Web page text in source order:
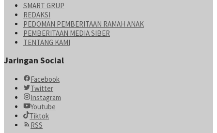
SMART GRUP
REDAKSI
PEDOMAN PEMBERITAAN RAMAH ANAK
PEMBERITAAN MEDIA SIBER
TENTANG KAMI
Jaringan Social
Facebook
Twitter
Instagram
Youtube
Tiktok
RSS